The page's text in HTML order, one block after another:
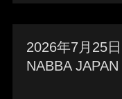
2026年7月25
NABBA